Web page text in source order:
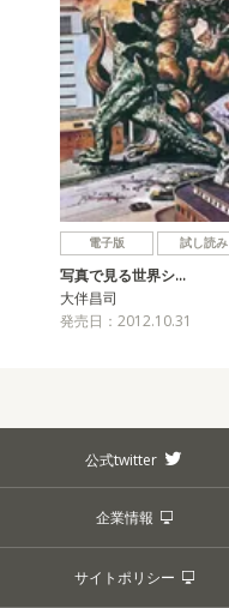
電子版 試し読み
写真で見る世界シ…
大伴昌司
発売日：2012.10.31
公式twitter
企業情報
サイトポリシー